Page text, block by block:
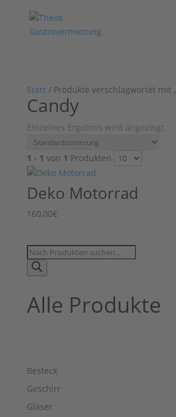
Start/ Produkte verschlagwortet mit
Candy
Einzelnes Ergebnis wird angezeigt
1 - 1 von 1 Produkten
Deko Motorrad
160,00€
Products
search
Alle Produkte
Besteck
Geschirr
Gläser